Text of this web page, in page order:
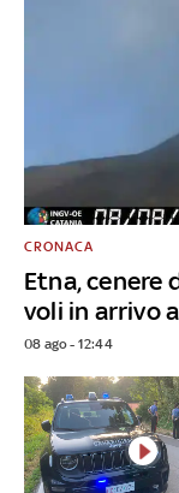
Etna, cenere
voli in arrivo
CRONACA
08 ago - 12:44